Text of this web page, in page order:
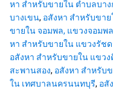
หา สำหรับขายใน ตำบลบาง
บางเขน, อสังหา สำหรับขา
ขายใน จอมพล, แขวงจอมพล
หา สำหรับขายใน แขวงรัชด
อสังหา สำหรับขายใน แขว
สะพานสอง, อสังหา สำหรับ
ใน เทศบาลนครนนทบุรี, อสั